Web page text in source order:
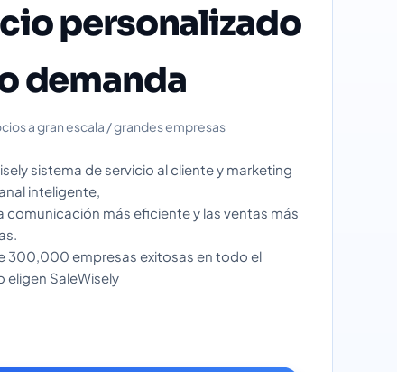
personalizado
demanda
a gran escala / grandes empresas
sistema de servicio al cliente y marketing
inteligente,
comunicación más eficiente y las ventas más
300,000 empresas exitosas en todo el
eligen SaleWisely